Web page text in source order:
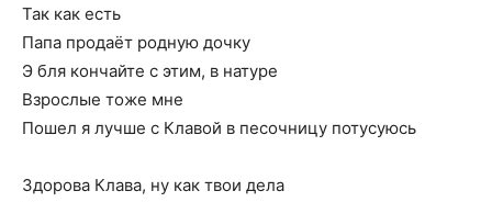
Так как есть
Папа продаёт родную дочку
Э бля кончайте с этим, в натуре
Взрослые тоже мне
Пошел я лучше с Клавой в песочницу потусуюсь
Здорова Клава, ну как твои дела